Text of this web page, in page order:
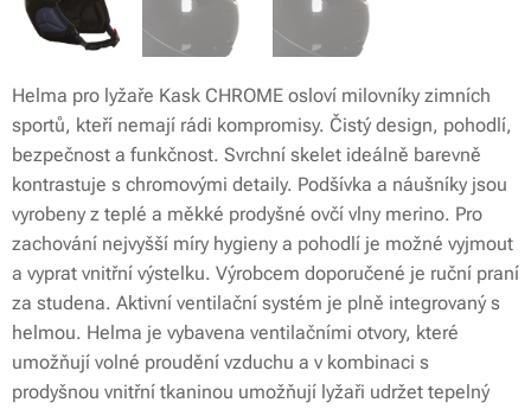
Helma pro lyžaře Kask CHROME osloví milovníky zimních
sportů, kteří nemají rádi kompromisy. Čistý design, pohodlí,
bezpečnost a funkčnost. Svrchní skelet ideálně barevně
kontrastuje s chromovými detaily. Podšívka a náušníky jsou
vyrobeny z teplé a měkké prodyšné ovčí vlny merino. Pro
zachování nejvyšší míry hygieny a pohodlí je možné vyjmout
a vyprat vnitřní výstelku. Výrobcem doporučené je ruční praní
za studena. Aktivní ventilační systém je plně integrovaný s
helmou. Helma je vybavena ventilačními otvory, které
umožňují volné proudění vzduchu a v kombinaci s
prodyšnou vnitřní tkaninou umožňují lyžaři udržet tepelný